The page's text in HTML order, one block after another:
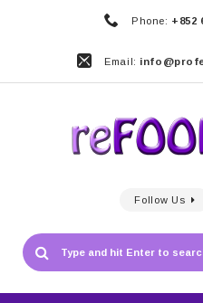
Phone: +852
Email:
Follow Us